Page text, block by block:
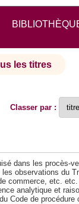
les titres
Classer par :
dans les procès-
observations du
commerce, etc.
analytique et
Code de procédure